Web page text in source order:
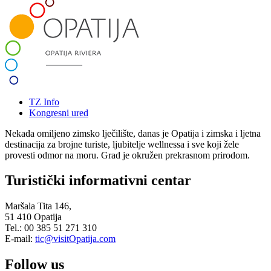
TZ Info
Kongresni ured
Nekada omiljeno zimsko lječilište, danas je Opatija i zimska i ljetna
destinacija za brojne turiste, ljubitelje wellnessa i sve koji žele
provesti odmor na moru. Grad je okružen prekrasnom prirodom.
Turistički informativni centar
Maršala Tita 146,
51 410 Opatija
Tel.: 00 385 51 271 310
E-mail: tic@visitOpatija.com
Follow us